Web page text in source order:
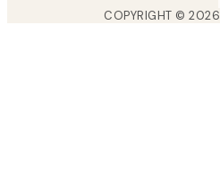
COPYRIGHT ©2026